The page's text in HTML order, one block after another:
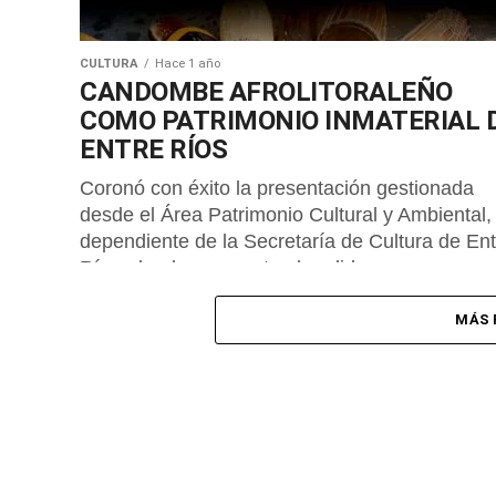
CULTURA Hace 1 año
CANDOMBE AFROLITORALEÑO
COMO PATRIMONIO INMATERIAL
ENTRE RÍOS
Coronó con éxito la presentación gestionada
desde el Área Patrimonio Cultural y Ambiental,
dependiente de la Secretaría de Cultura de
Ríos, dando respuesta al pedido...
MÁS